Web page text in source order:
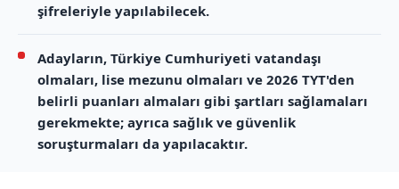
şifreleriyle yapılabilecek.
Adayların, Türkiye Cumhuriyeti vatandaşı
olmaları, lise mezunu olmaları ve 2026 TYT'den
belirli puanları almaları gibi şartları sağlamaları
gerekmekte; ayrıca sağlık ve güvenlik
soruşturmaları da yapılacaktır.